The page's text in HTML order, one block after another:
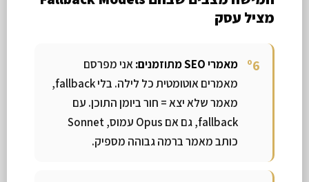
מציל עסק
מאמרי SEO מתוזמנים:
אני מפרסם
מאמרים אוטומטית כל לילה. בלי fallback,
מאמר שלא יצא = חור ביומן התוכן. עם
fallback, גם אם Opus עמוס, Sonnet
כותב מאמר ברמה גבוהה מספיק.